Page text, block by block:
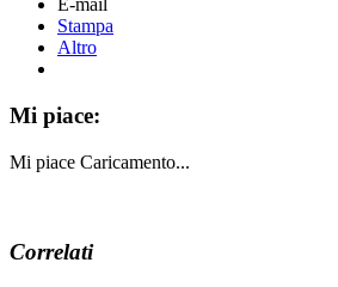
E-mail
Stampa
Altro
Mi piace:
Mi piace Caricamento...
Correlati